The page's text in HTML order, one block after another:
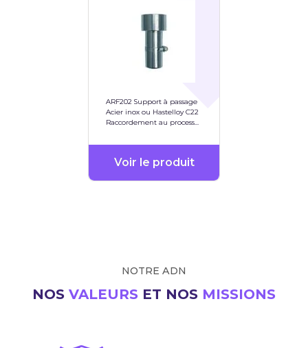
ARF202 Support à passage
Acier inox ou Hastelloy C22
Raccordement au process
Voir le produit
NOTRE ADN
NOS VALEURS ET NOS MISSIONS